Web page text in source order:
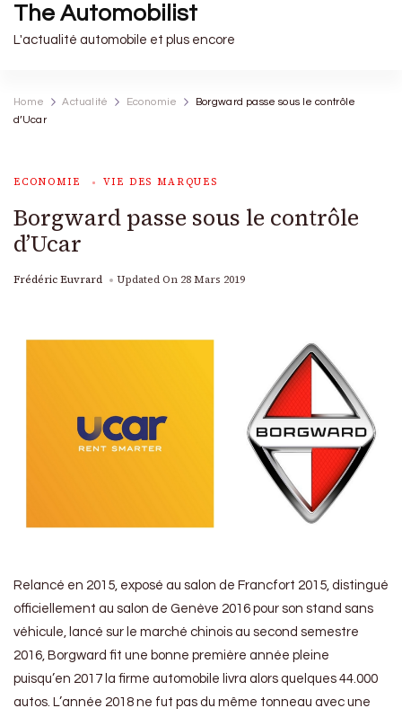
The Automobilist
L'actualité automobile et plus encore
Home Actualité Economie
Borgward passe sous le contrôle
d’Ucar
ECONOMIE VIE DES MARQUES
Borgward passe sous le contrôle
d’Ucar
Frédéric Euvrard Updated On 28 Mars 2019
Relancé en 2015, exposé au salon de Francfort 2015, distingué
officiellement au salon de Genève 2016 pour son stand sans
véhicule, lancé sur le marché chinois au second semestre
2016, Borgward fit une bonne première année pleine
puisqu’en 2017 la firme automobile livra alors quelques 44.000
autos. L’année 2018 ne fut pas du même tonneau avec une